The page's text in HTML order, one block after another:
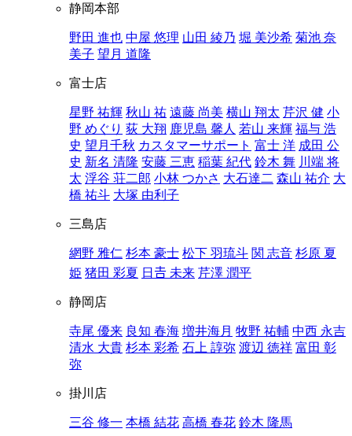
静岡本部
野田 進也 中屋 悠理 山田 綾乃 堀 美沙希 菊池 奈
美子 望月 道隆
富士店
星野 祐輝 秋山 祐 遠藤 尚美 横山 翔太 芹沢 健 小
野 めぐり 荻 大翔 鹿児島 馨人 若山 来輝 福与 浩
史 望月千秋 カスタマーサポート 富士 洋 成田 公
史 新名 清隆 安藤 三恵 稲葉 紀代 鈴木 舞 川端 将
太 浮谷 荘二郎 小林 つかさ 大石達二 森山 祐介 大
橋 祐斗 大塚 由利子
三島店
網野 雅仁 杉本 豪士 松下 羽琉斗 関 志音 杉原 夏
姫 猪田 彩夏 日𠮷 未来 芹澤 潤平
静岡店
寺尾 優来 良知 春海 増井海月 牧野 祐輔 中西 永吉
清水 大貴 杉本 彩希 石上 諄弥 渡辺 徳祥 富田 彰
弥
掛川店
三谷 修一 本橋 結花 高橋 春花 鈴木 隆馬